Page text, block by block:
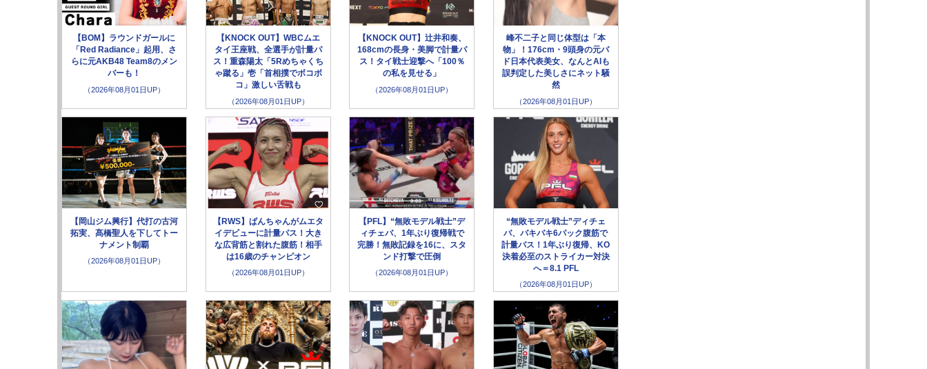
【BOM】ラウンドガールに
「Red Radiance」起用、さ
らに元AKB48 Team8のメン
バーも！
（2026年08月01日UP）
【KNOCK OUT】WBCムエ
タイ王座戦、全選手が計量パ
ス！重森陽太「5Rめちゃくち
ゃ蹴る」壱「首相撲でボコボ
コ」激しい舌戦も
（2026年08月01日UP）
【KNOCK OUT】辻井和奏、
168cmの長身・美脚で計量パ
ス！タイ戦士迎撃へ「100％
の私を見せる」
（2026年08月01日UP）
峰不二子と同じ体型は「本
物」！176cm・9頭身の元バ
ド日本代表美女、なんとAIも
誤判定した美しさにネット騒
然
（2026年08月01日UP）
【岡山ジム興行】代打の古河
拓実、髙橋聖人を下してトー
ナメント制覇
（2026年08月01日UP）
【RWS】ぱんちゃんがムエタ
イデビューに計量パス！大き
な広背筋と割れた腹筋！相手
は16歳のチャンピオン
（2026年08月01日UP）
【PFL】“無敗モデル戦士”デ
ィチェバ、1年ぶり復帰戦で
完勝！無敗記録を16に、スタ
ンド打撃で圧倒
（2026年08月01日UP）
“無敗モデル戦士”ディチェ
バ、バキバキ6パック腹筋で
計量パス！1年ぶり復帰、KO
決着必至のストライカー対決
へ＝8.1 PFL
（2026年08月01日UP）